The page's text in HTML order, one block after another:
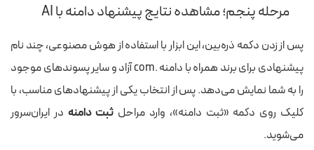
مرحله پنجم؛ مشاهده نتایج پیشنهاد دامنه با AI
پس از زدن دکمه ذره‌بین، این ابزار با استفاده از هوش مصنوعی، چند نام
پیشنهادی برای برند همراه با دامنه‌ .com آزاد و سایر پسوندهای موجود
را به شما نمایش می‌دهد. پس از انتخاب یکی از پیشنهادهای مناسب، با
کلیک روی دکمه «ثبت دامنه»، وارد مراحل ثبت دامنه در ایران‌سرور
می‌شوید.